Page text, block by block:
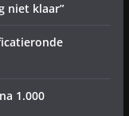
niet klaar”
1.000